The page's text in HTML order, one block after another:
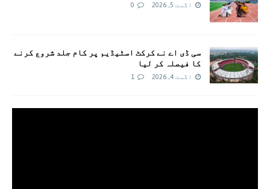
اگست 5, 2026 0
سی ڈی اے نے کرکٹ اسٹیڈیم پر کام جلد شروع کرنے
کا فیصلہ کر لیا
اگست 4, 2026 1